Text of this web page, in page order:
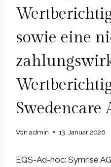
sowie eine
Swedencare
Von admin 13. Januar 2026
EQS-Ad-hoc: Symrise